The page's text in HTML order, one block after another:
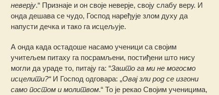
неверју.“ Признаје и он своје неверје, своју слабу веру. И
онда дешава се чудо, Господ наређује злом духу да
напусти дечка и тако га исцељује.
А онда када остадоше насамо ученици са својим
учитељем питаху га посрамљени, постиђени што нису
могли да ураде то, питају га: “Зашто га ми не могосмо
исцелити?“ И Господ одговара: „Овај зли род се изгони
само постом и молитвом.“ То је рекао Својим ученицима,